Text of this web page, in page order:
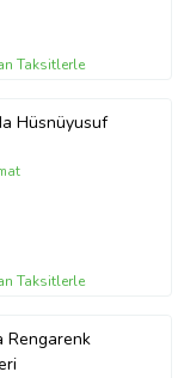
Taksitlerle
Hüsnüyusuf
Taksitlerle
Rengarenk